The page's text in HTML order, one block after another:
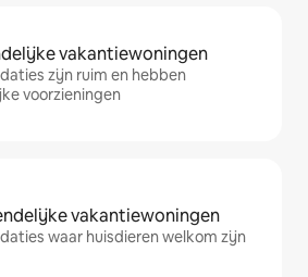
vakantiewoningen
zijn ruim en hebben
voorzieningen
vakantiewoningen
waar huisdieren welkom zijn